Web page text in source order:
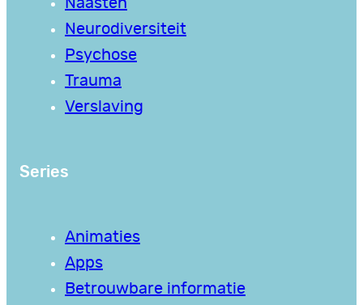
Neurodiversiteit
Psychose
Trauma
Verslaving
Series
Animaties
Apps
Betrouwbare informatie